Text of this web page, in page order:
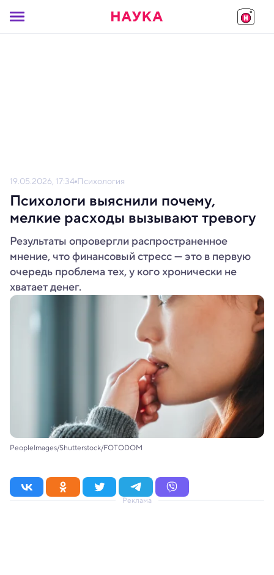
19.05.2026, 17:34 Психология
Психологи выяснили почему,
мелкие расходы вызывают тревогу
Результаты опровергли распространенное
мнение, что финансовый стресс — это в первую
очередь проблема тех, у кого хронически не
хватает денег.
PeopleImages/Shutterstock/FOTODOM
Реклама